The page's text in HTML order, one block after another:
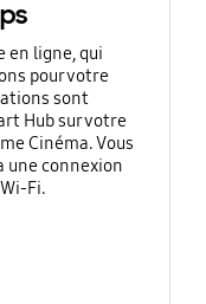
en ligne, qui
pour votre
sont
Hub sur votre
Cinéma. Vous
une connexion
Fi.